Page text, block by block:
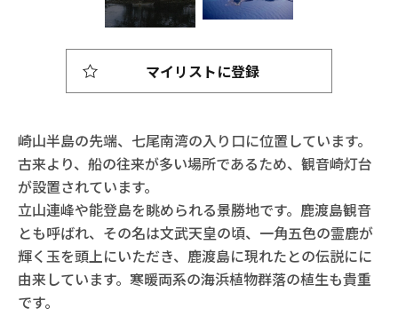
崎山半島の先端、七尾南湾の入り口に位置しています。
古来より、船の往来が多い場所であるため、観音崎灯台
が設置されています。
立山連峰や能登島を眺められる景勝地です。鹿渡島観音
とも呼ばれ、その名は文武天皇の頃、一角五色の霊鹿が
輝く玉を頭上にいただき、鹿渡島に現れたとの伝説にに
由来しています。寒暖両系の海浜植物群落の植生も貴重
です。
マイリストに登録